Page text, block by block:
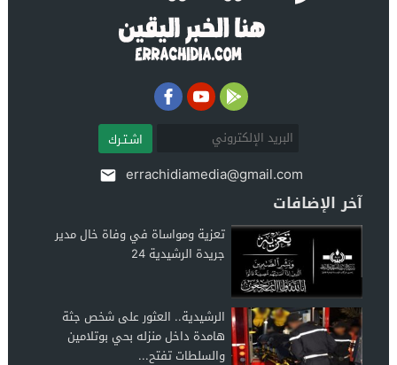
اشـتـرك
errachidiamedia@gmail.com
آخر الإضافات
تعزية ومواساة في وفاة خال مدير
جريدة الرشيدية 24
الرشيدية.. العثور على شخص جثة
هامدة داخل منزله بحي بوتلامين
والسلطات تفتح...